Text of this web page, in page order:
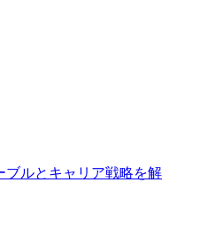
ブルとキャリア戦略を解